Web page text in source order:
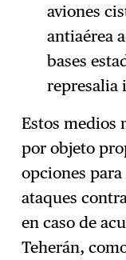
aviones
antiaérea
bases
represalia
Estos medios
por objeto
opciones
ataques
en caso de
Teherán,